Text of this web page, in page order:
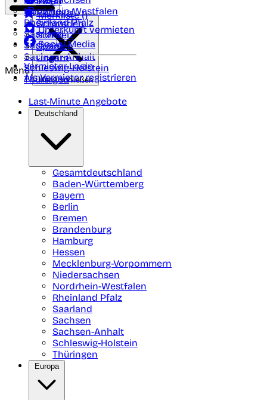
Nordrhein-Westfalen
Rheinland Pfalz
Saarland
Sachsen
Sachsen-Anhalt
Schleswig-Holstein
Thüringen
Portugal
Schweden
Schweiz
Spanien
Ungarn
Merkliste ()
Unterkunft vermieten
Social Media
Vermieter-Login
Als Vermieter registrieren
Menü
Menü schließen
Last-Minute Angebote
Deutschland
Gesamtdeutschland
Baden-Württemberg
Bayern
Berlin
Bremen
Brandenburg
Hamburg
Hessen
Mecklenburg-Vorpommern
Niedersachsen
Nordrhein-Westfalen
Rheinland Pfalz
Saarland
Sachsen
Sachsen-Anhalt
Schleswig-Holstein
Thüringen
Europa